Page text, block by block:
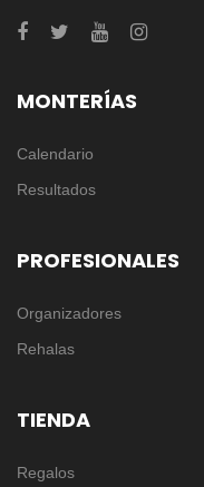
MONTERÍAS
Calendario
Resultados
PROFESIONALES
Organizadores
Rehalas
TIENDA
Regalos